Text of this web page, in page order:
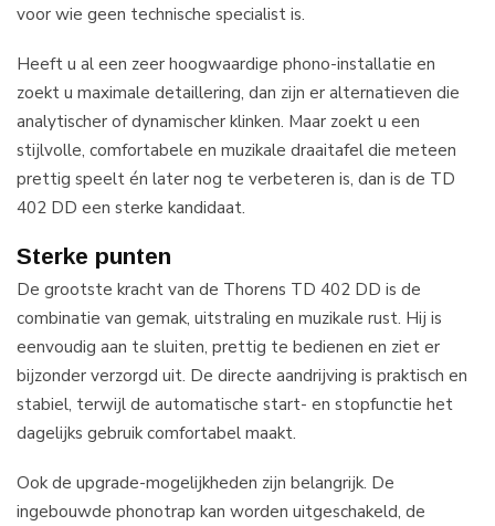
voor wie geen technische specialist is.
Heeft u al een zeer hoogwaardige phono-installatie en
zoekt u maximale detaillering, dan zijn er alternatieven die
analytischer of dynamischer klinken. Maar zoekt u een
stijlvolle, comfortabele en muzikale draaitafel die meteen
prettig speelt én later nog te verbeteren is, dan is de TD
402 DD een sterke kandidaat.
Sterke punten
De grootste kracht van de Thorens TD 402 DD is de
combinatie van gemak, uitstraling en muzikale rust. Hij is
eenvoudig aan te sluiten, prettig te bedienen en ziet er
bijzonder verzorgd uit. De directe aandrijving is praktisch en
stabiel, terwijl de automatische start- en stopfunctie het
dagelijks gebruik comfortabel maakt.
Ook de upgrade-mogelijkheden zijn belangrijk. De
ingebouwde phonotrap kan worden uitgeschakeld, de